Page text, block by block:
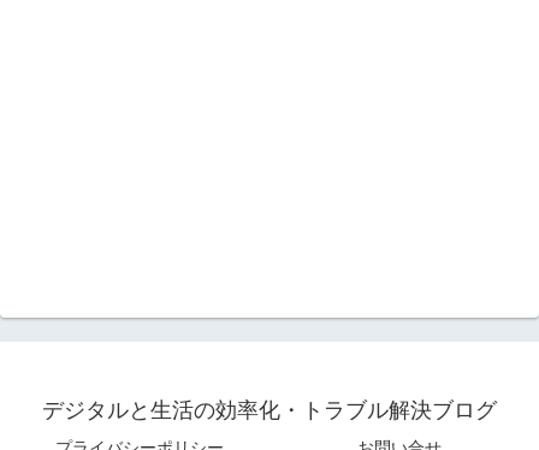
デジタルと生活の効率化・トラブル解決ブログ